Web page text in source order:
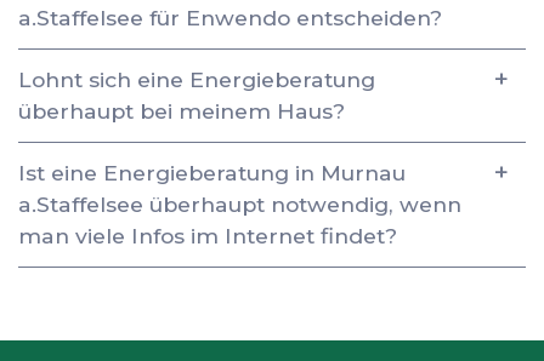
a.Staffelsee für Enwendo entscheiden?
Lohnt sich eine Energieberatung
überhaupt bei meinem Haus?
Ist eine Energieberatung in Murnau
a.Staffelsee überhaupt notwendig, wenn
man viele Infos im Internet findet?